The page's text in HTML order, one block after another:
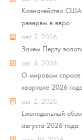
Казначейство
резервы в евро
авг 5, 2026
Зачем Перту
авг 4, 2026
О мировом спросе
квартале 2026
авг 2, 2026
Еженедельный
августа 2026 года